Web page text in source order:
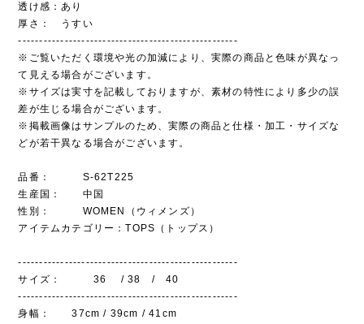
透け感：あり
厚さ： うすい
----------------------------------------------------
※ご覧いただく環境や光の加減により、実際の商品と色味が異なっ
て見える場合がございます。
※サイズは実寸を記載しておりますが、素材の特性により多少の誤
差が生じる場合がございます。
※掲載画像はサンプルのため、実際の商品と仕様・加工・サイズな
どが若干異なる場合がございます。
品番： S-62T225
生産国： 中国
性別： WOMEN（ウィメンズ）
アイテムカテゴリー：TOPS（トップス）
----------------------------------------------------
サイズ： 36 / 38 / 40
----------------------------------------------------
身幅： 37cm / 39cm / 41cm